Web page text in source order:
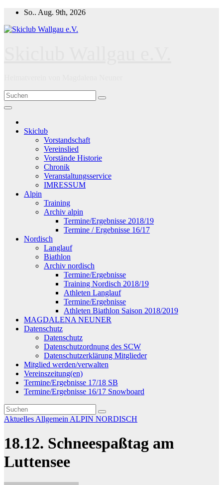
Zum
springen
So.. Aug. 9th, 2026
Skiclub
Vorstandschaft
Vereinslied
Vorstände Historie
Chronik
Veranstaltungsservice
IMRESSUM
Alpin
Training
Archiv alpin
Termine/Ergebnisse 2018/19
Termine / Ergebnisse 16/17
Nordisch
Langlauf
Biathlon
Archiv nordisch
Termine/Ergebnisse
Training Nordisch 2018/19
Athleten Langlauf
Termine/Ergebnisse
Athleten Biathlon Saison 2018/2019
MAGDALENA NEUNER
Datenschutz
Datenschutz
Datenschutzordnung des SCW
Datenschutzerklärung Mitglieder
Mitglied werden/verwalten
Vereinszeitung(en)
Termine/Ergebnisse 17/18 SB
Termine/Ergebnisse 16/17 Snowboard
Aktuelles Allgemein ALPIN NORDISCH
18.12. Schneespaßtag am
Luttensee